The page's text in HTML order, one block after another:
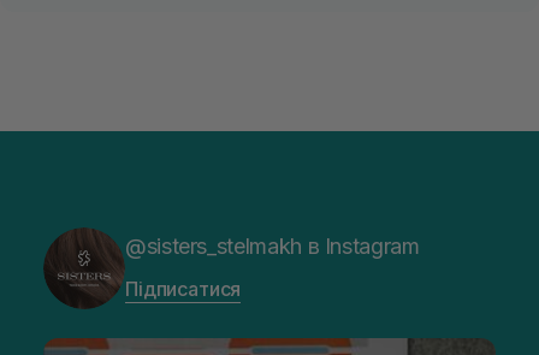
@sisters_stelmakh в Instagram
Підписатися